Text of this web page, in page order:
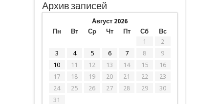
Архив записей
Август 2026
Пн
Вт Ср Чт Пт Сб
Вс
1
2
3
4 5 6 7 8
9
10
11 12 13 14 15
16
17
18 19 20 21 22
23
24
25 26 27 28 29
30
31